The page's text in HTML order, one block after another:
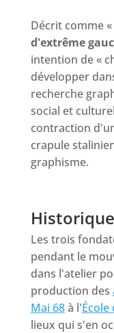
Décrit comme «
d'extrême
intention de «
développer
recherche
social et
contraction
crapule
graphisme.
Historique
Les trois
pendant le
dans l'atelier
production des
Mai 68à l'École
lieux qui s'en